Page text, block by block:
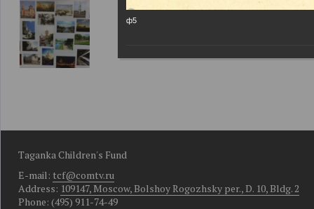
Taganka Children's Fund
E-mail: tcf@comtv.ru
Address: 109147, Moscow, Bolshoy Rogozhsky per., D. 10, Bldg. 2
Phone: (495) 911-74-49
ф5